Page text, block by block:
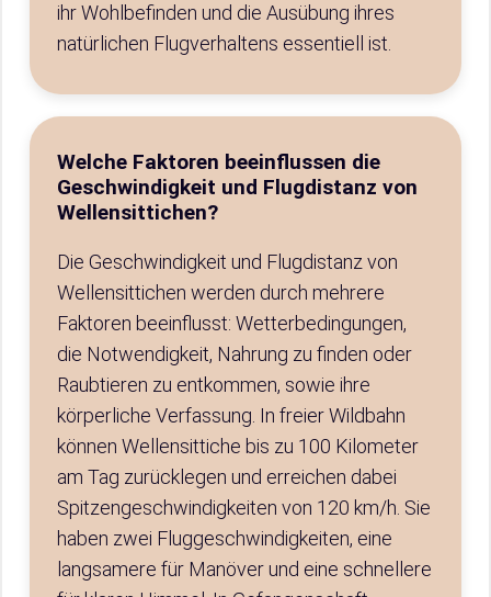
ihr Wohlbefinden und die Ausübung ihres
natürlichen Flugverhaltens essentiell ist.
Welche Faktoren beeinflussen die
Geschwindigkeit und Flugdistanz von
Wellensittichen?
Die Geschwindigkeit und Flugdistanz von
Wellensittichen werden durch mehrere
Faktoren beeinflusst: Wetterbedingungen,
die Notwendigkeit, Nahrung zu finden oder
Raubtieren zu entkommen, sowie ihre
körperliche Verfassung. In freier Wildbahn
können Wellensittiche bis zu 100 Kilometer
am Tag zurücklegen und erreichen dabei
Spitzengeschwindigkeiten von 120 km/h. Sie
haben zwei Fluggeschwindigkeiten, eine
langsamere für Manöver und eine schnellere